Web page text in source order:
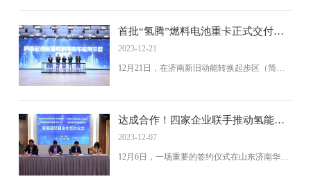
行。
首批“氢腾”燃料电池重卡正式交付济
南起步区
2023-12-21
12月21日，在济南新旧动能转换起步区（简
车批量运营正式启动。
达成合作！四家企业联手推动氢能源
项目落地
2023-12-07
12月6日，一场重要的签约仪式在山东济南华电